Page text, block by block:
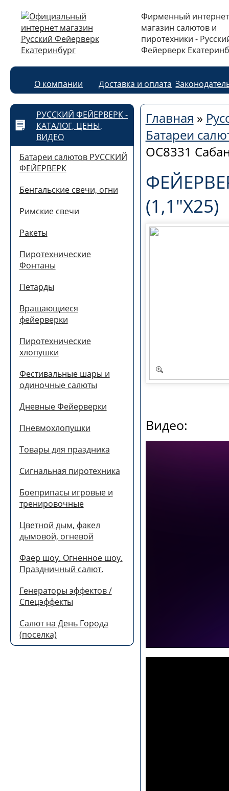
Фирменный интернет
магазин салютов и
пиротехники -
Фейерверк
О компании Доставка и оплата
РУССКИЙ ФЕЙЕРВЕРК -
КАТАЛОГ, ЦЕНЫ,
ВИДЕО
Батареи салютов РУССКИЙ
ФЕЙЕРВЕРК
Бенгальские свечи, огни
Римские свечи
Ракеты
Пиротехнические
Фонтаны
Петарды
Вращающиеся
фейерверки
Пиротехнические
хлопушки
Фестивальные шары и
одиночные салюты
Дневные Фейерверки
Пневмохлопушки
Товары для праздника
Сигнальная пиротехника
Боеприпасы игровые и
тренировочные
Цветной дым, факел
дымовой, огневой
Фаер шоу. Огненное шоу.
Праздничный салют.
Генераторы эффектов /
Спецэффекты
Салют на День Города
(поселка)
Главная »
Батареи
ОС8331
(1,1"Х25)
Видео: